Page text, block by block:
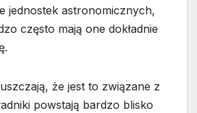
jednostek astronomicznych,
często mają one dokładnie
że jest to związane z
powstają bardzo blisko